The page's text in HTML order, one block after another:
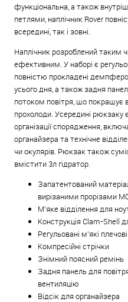
функціональна, а також
петлями, наплічник Rover
всередині, так і зовні.
Наплічник розроблений таким
ефективним. У наборі є
повністю прокладені
усього дня, а також задня
потоком повітря, що покращує
прохолоди. Усередині рюкзаку
організації спорядження,
органайзера та технічне
чи окулярів. Рюкзак також
вмістити 3л гідратор.
Запатентований
вирізаними прорізами
М'яке відділення для
Конструкція Clam-Shell
Регульовані м'які
Компресійні стрічки
Знімний поясний ремінь
Задня панель для
вентиляцію
Відсік для органайзера